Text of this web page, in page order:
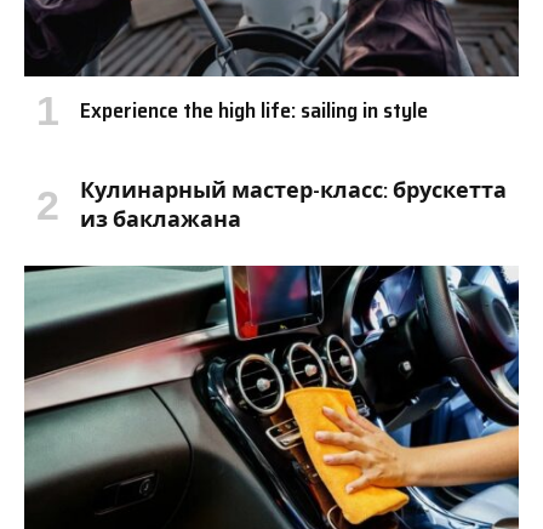
Experience the high life: sailing in style
Кулинарный мастер-класс: брускетта
из баклажана